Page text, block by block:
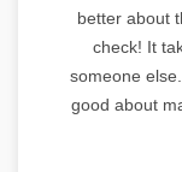
better about
check! It
someone
good about